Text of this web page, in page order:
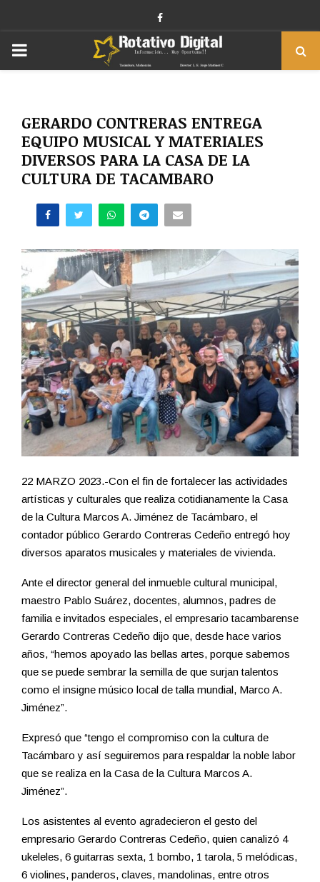
Facebook
PRIMARY
GERARDO CONTRERAS ENTREGA
EQUIPO MUSICAL Y MATERIALES
DIVERSOS PARA LA CASA DE LA
CULTURA DE TACAMBARO
22 MARZO 2023.-Con el fin de fortalecer las actividades
artísticas y culturales que realiza cotidianamente la Casa
de la Cultura Marcos A. Jiménez de Tacámbaro, el
contador público Gerardo Contreras Cedeño entregó hoy
diversos aparatos musicales y materiales de vivienda.
Ante el director general del inmueble cultural municipal,
maestro Pablo Suárez, docentes, alumnos, padres de
familia e invitados especiales, el empresario tacambarense
Gerardo Contreras Cedeño dijo que, desde hace varios
años, “hemos apoyado las bellas artes, porque sabemos
que se puede sembrar la semilla de que surjan talentos
como el insigne músico local de talla mundial, Marco A.
Jiménez”.
Expresó que “tengo el compromiso con la cultura de
Tacámbaro y así seguiremos para respaldar la noble labor
que se realiza en la Casa de la Cultura Marcos A.
Jiménez”.
Los asistentes al evento agradecieron el gesto del
empresario Gerardo Contreras Cedeño, quien canalizó 4
ukeleles, 6 guitarras sexta, 1 bombo, 1 tarola, 5 melódicas,
6 violines, panderos, claves, mandolinas, entre otros